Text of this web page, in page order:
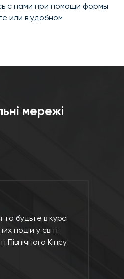
с нами при помощи формы
или в удобном
мережі
та будьте в курсі
подій у світі
Північного Кіпру